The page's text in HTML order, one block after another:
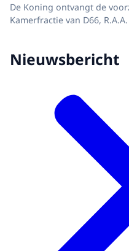
De Koning ontvangt de
Kamerfractie van D66,
Nieuwsbericht